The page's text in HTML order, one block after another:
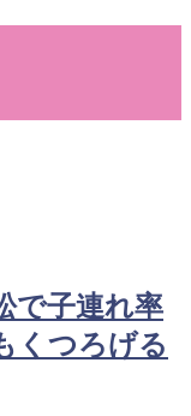
で子連れ率
くつろげる